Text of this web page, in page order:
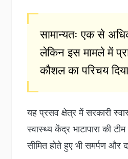
सामान्यतः एक से
लेकिन इस मामले में
कौशल का परिचय
यह प्रसव क्षेत्र में सरकारी
स्वास्थ्य केंद्र भाटापारा की
सीमित होते हुए भी समर्पण